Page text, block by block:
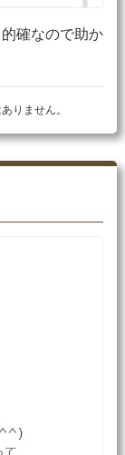
確なので助か
りません。